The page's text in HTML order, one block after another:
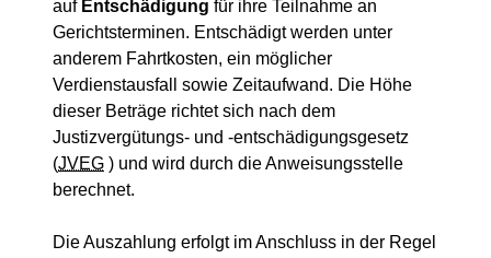
auf Entschädigung für ihre Teilnahme an
Gerichtsterminen. Entschädigt werden unter
anderem Fahrtkosten, ein möglicher
Verdienstausfall sowie Zeitaufwand. Die Höhe
dieser Beträge richtet sich nach dem
Justizvergütungs- und -entschädigungsgesetz
(JVEG ) und wird durch die Anweisungsstelle
berechnet.
Die Auszahlung erfolgt im Anschluss in der Regel